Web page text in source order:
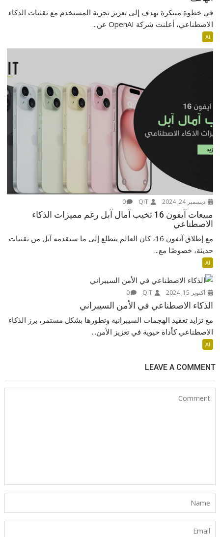
في خطوة مبتكرة تهدف إلى تعزيز تجربة المستخدم مع تقنيات الذكاء
الاصطناعي، أعلنت شركة OpenAI عن...
AI
ديسمبر 24, 2024 QIT
0
مبيعات آيفون 16 تخيب آمال آبل رغم مميزات الذكاء
الاصطناعي
مع إطلاق آيفون 16، كان العالم يتطلع إلى ما ستقدمه آبل من تقنيات
حديثة، خصوصًا مع...
AI
أكتوبر 15, 2024 QIT
0
الذكاء الاصطناعي في الأمن السيبراني
مع تزايد تعقيد الهجمات السيبرانية وتطورها بشكل مستمر، برز الذكاء
الاصطناعي كأداة حيوية في تعزيز الأمن...
AI
LEAVE A COMMENT